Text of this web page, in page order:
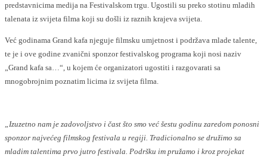
predstavnicima medija na Festivalskom trgu. Ugostili su preko stotinu mladih
talenata iz svijeta filma koji su došli iz raznih krajeva svijeta.
Već godinama Grand kafa njeguje filmsku umjetnost i podržava mlade talente,
te je i ove godine zvanični sponzor festivalskog programa koji nosi naziv
„Grand kafa sa…“, u kojem će organizatori ugostiti i razgovarati sa
mnogobrojnim poznatim licima iz svijeta filma.
„Izuzetno nam je zadovoljstvo i čast što smo već šestu godinu zaredom ponosni
sponzor najvećeg filmskog festivala u regiji. Tradicionalno se družimo sa
mladim talentima prvo jutro festivala. Podršku im pružamo i kroz projekat